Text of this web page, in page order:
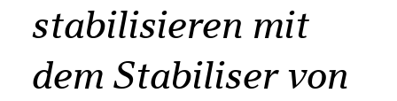
stabilisieren mit
dem Stabiliser von